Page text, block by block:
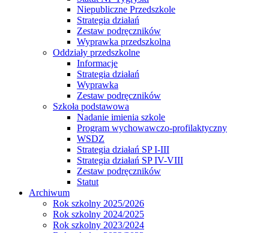
Niepubliczne Przedszkole
Strategia działań
Zestaw podręczników
Wyprawka przedszkolna
Oddziały przedszkolne
Informacje
Strategia działań
Wyprawka
Zestaw podręczników
Szkoła podstawowa
Nadanie imienia szkole
Program wychowawczo-profilaktyczny
WSDZ
Strategia działań SP I-III
Strategia działań SP IV-VIII
Zestaw podręczników
Statut
Archiwum
Rok szkolny 2025/2026
Rok szkolny 2024/2025
Rok szkolny 2023/2024